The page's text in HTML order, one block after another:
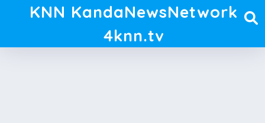
KNN KandaNewsNetwork
4knn.tv